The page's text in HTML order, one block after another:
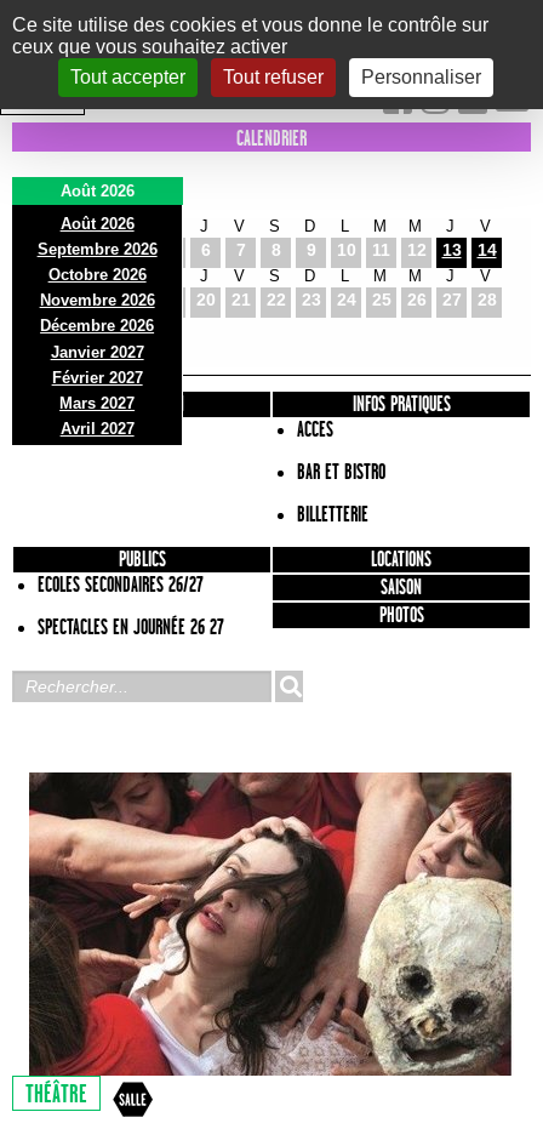
Panneau de gestion des cookies
Ce site utilise des cookies et vous donne le contrôle sur
ceux que vous souhaitez activer
Tout accepter
Tout refuser Personnaliser
Le Marni
CONCERTS DANSE/CIRQUE THÉÂTRE KIDS EXPOS EVENTS
INTRA MUROS
CALENDRIER
Août 2026
Août 2026
Septembre 2026
Octobre 2026
Novembre 2026
Décembre 2026
Janvier 2027
Février 2027
Mars 2027
Avril 2027
D
2
L
3
M
4
J
6
V
7
S
8
D
9 10
M
11
M
12
J
13
V
14
D
16
L
17
M
18
J
20
V
21
S
22
D
23 24
M
25
M
26
J
27
V
28
D
30
L
31
PRÉSENTATION
INFOS PRATIQUES
ACCES
BAR ET BISTRO
BILLETTERIE
PUBLICS
ECOLES SECONDAIRES 26/27
SPECTACLES EN JOURNÉE 26 27
LOCATIONS
SAISON
PHOTOS
THÉÂTRE